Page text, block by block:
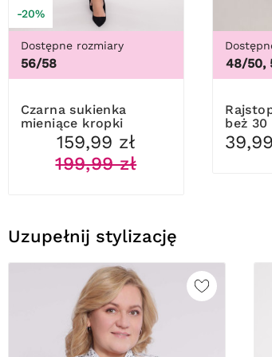
-20%
Dostępne rozmiary
56/58
Czarna sukienka
mieniące kropki
159,99 zł
199,99 zł
44/46, 48/50,
Rajstopy kolor średni
beż 30
Uzupełnij stylizację